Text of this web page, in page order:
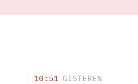
10:51 GISTEREN